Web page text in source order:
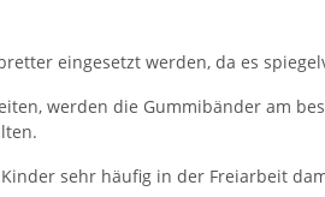
eingesetzt werden, da es
werden die Gummibänder am
sehr häufig in der Freiarbeit